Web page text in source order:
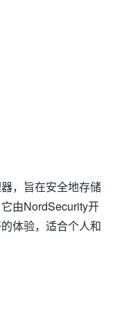
，旨在安全地存储
由NordSecurity开
体验，适合个人和